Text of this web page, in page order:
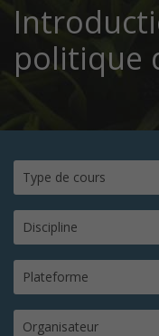
politique
Type de cours
Discipline
Plateforme
Organisateur